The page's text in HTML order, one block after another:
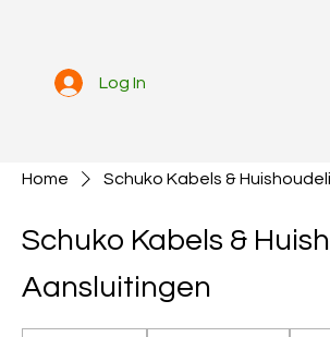
Log In
Home Schuko Kabels &
Schuko Kabels &
Aansluitingen